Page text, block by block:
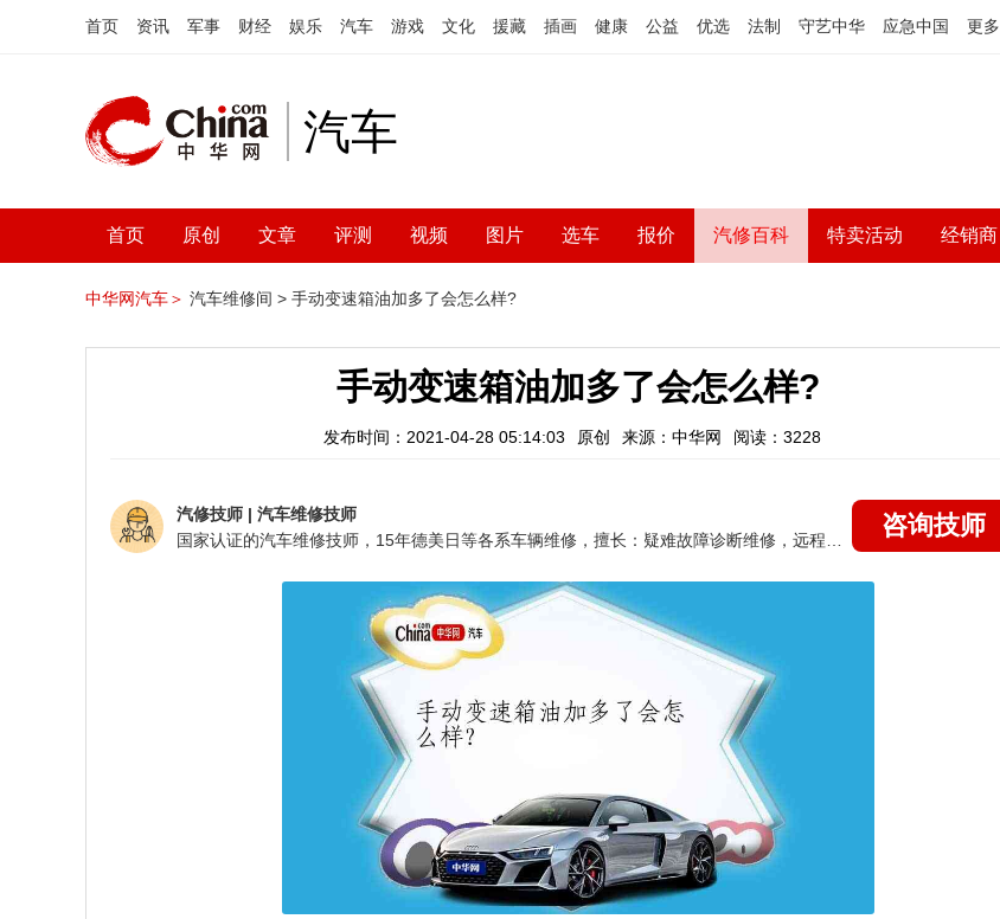
首页 资讯 军事 财经 娱乐 汽车 游戏 文化 援藏 插画 健康 公益 优选 法制 守艺中华 应急中国 更多
汽车
首页 原创 文章 评测 视频 图片 选车 报价 汽修百科 特卖活动 经销商
中华网汽车＞ 汽车维修间 > 手动变速箱油加多了会怎么样?
手动变速箱油加多了会怎么样?
发布时间：2021-04-28 05:14:03 原创 来源：中华网 阅读：3228
汽修技师 | 汽车维修技师
咨询技师